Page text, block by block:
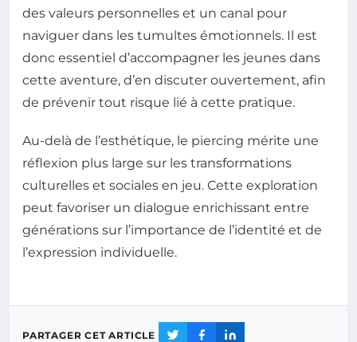
des valeurs personnelles et un canal pour
naviguer dans les tumultes émotionnels. Il est
donc essentiel d’accompagner les jeunes dans
cette aventure, d’en discuter ouvertement, afin
de prévenir tout risque lié à cette pratique.
Au-delà de l’esthétique, le piercing mérite une
réflexion plus large sur les transformations
culturelles et sociales en jeu. Cette exploration
peut favoriser un dialogue enrichissant entre
générations sur l’importance de l’identité et de
l’expression individuelle.
PARTAGER CET ARTICLE